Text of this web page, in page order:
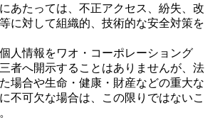
あたっては、不正アクセス、紛失、改
に対して組織的、技術的な安全対策を
人情報をワオ・コーポレーショング
者へ開示することはありませんが、法
場合や生命・健康・財産などの重大な
不可欠な場合は、この限りではないこ